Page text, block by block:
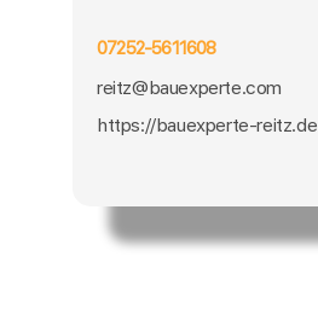
07252-5611608
reitz@bauexperte.com
https://bauexperte-reitz.de